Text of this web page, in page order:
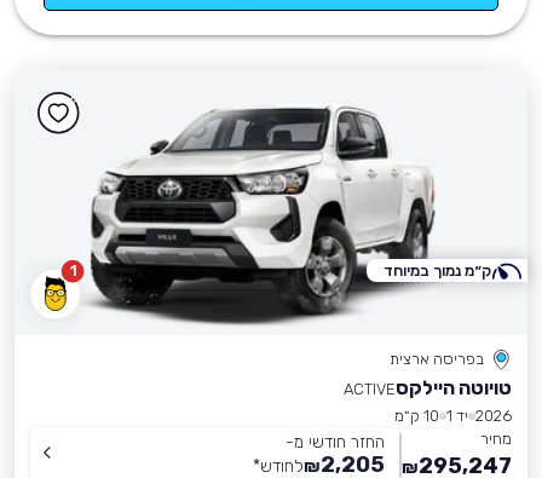
1
בפריסה ארצית
טויוטה היילקסACTIVE
2026 יד 1
10 ק״מ
מחיר
295,247
₪
החזר חודשי מ-
2,205
₪לחודש*
ק״מ נמוך במיוחד